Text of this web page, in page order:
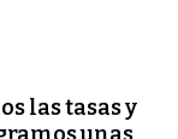
las tasas y